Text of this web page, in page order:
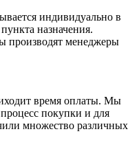
индивидуально в
назначения.
производят менеджеры
время оплаты. Мы
покупки и для
множество различных